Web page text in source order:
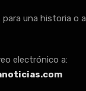
para una historia o
electrónico a: